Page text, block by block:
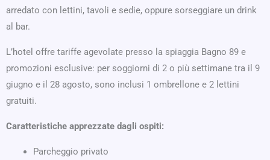
arredato con lettini, tavoli e sedie, oppure sorseggiare un drink
al bar.
L’hotel offre tariffe agevolate presso la spiaggia Bagno 89 e
promozioni esclusive: per soggiorni di 2 o più settimane tra il 9
giugno e il 28 agosto, sono inclusi 1 ombrellone e 2 lettini
gratuiti.
Caratteristiche apprezzate dagli ospiti:
Parcheggio privato